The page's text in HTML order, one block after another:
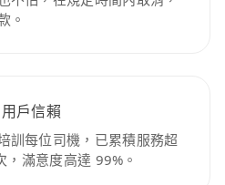
。
戶信賴
訓每位司機，已累積服務超
，滿意度高達 99%。